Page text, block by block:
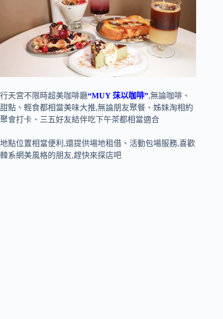
行天宮不限時超美咖啡廳“MUY 莯以咖啡”,無論咖啡、
甜點、輕食都相當美味大推,無論朋友聚餐、姊妹淘相約
聚會打卡、三五好友結伴吃下午茶都相當適合
地點位置相當便利,還提供場地租借、活動包場服務,喜歡
韓系網美風格的朋友,趕快來探店吧